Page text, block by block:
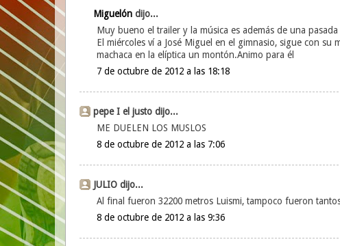
Miguelóndijo...
Muy bueno el trailer y la música es además de una
El miércoles ví a José Miguel en el gimnasio, sigue con
machaca en la elíptica un montón.Animo para él
7 de octubre de 2012 a las 18:18
pepe I el justo dijo...
ME DUELEN LOS MUSLOS
8 de octubre de 2012 a las 7:06
JULIO dijo...
Al final fueron 32200 metros Luismi, tampoco fueron
8 de octubre de 2012 a las 9:36